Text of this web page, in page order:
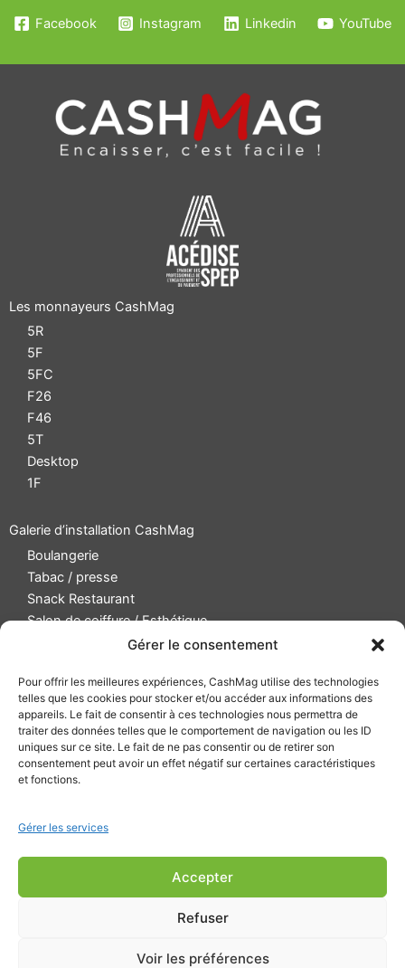
Gérer le consentement
Pour offrir les meilleures expériences, CashMag utilise des technologies
telles que les cookies pour stocker et/ou accéder aux informations des
appareils. Le fait de consentir à ces technologies nous permettra de
traiter des données telles que le comportement de navigation ou les ID
uniques sur ce site. Le fait de ne pas consentir ou de retirer son
consentement peut avoir un effet négatif sur certaines caractéristiques
et fonctions.
Gérer les services
Accepter
Refuser
Voir les préférences
Facebook Instagram Linkedin YouTube
Les monnayeurs CashMag
5R
5F
5FC
F26
F46
5T
Desktop
1F
Galerie d’installation CashMag
Boulangerie
Tabac / presse
Snack Restaurant
Salon de coiffure / Esthétique
Commerce de détail
Camping
Avantages & intérêts d’un monnayeur automatique
Rendu de monnaie intelligent
Gestion des pannes
Support
Copyright © 2026 | CASHMAG -Mentions légales